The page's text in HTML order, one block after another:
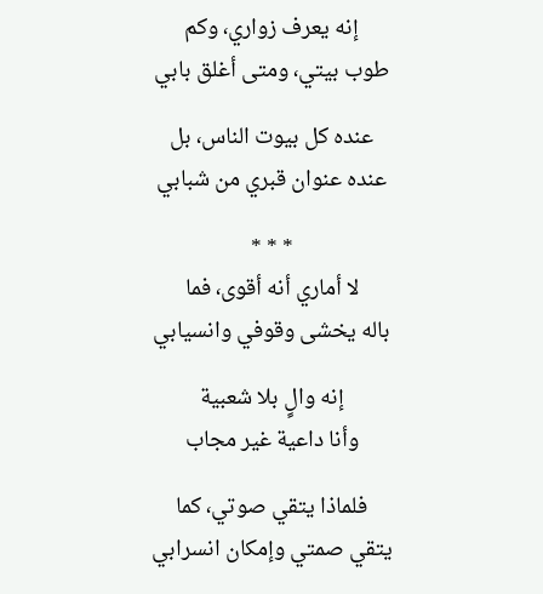
إنه يعرف زواري، وكم
طوب بيتي، ومتى أغلق بابي
عنده كل بيوت الناس، بل
عنده عنوان قبري من شبابي
* * *
لا أماري أنه أقوى، فما
باله يخشى وقوفي وانسيابي
إنه والٍ بلا شعبية
وأنا داعية غير مجاب
فلماذا يتقي صوتي، كما
يتقي صمتي وإمكان انسرابي